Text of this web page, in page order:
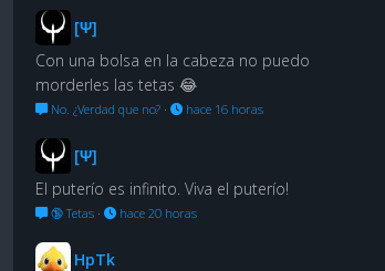
[Ψ]
Con una bolsa en la cabeza no puedo
morderles las tetas 😂
No. ¿Verdad que no? · hace 16 horas
[Ψ]
El puterío es infinito. Viva el puterío!
🔞 Tetas · hace 20 horas
HpTk